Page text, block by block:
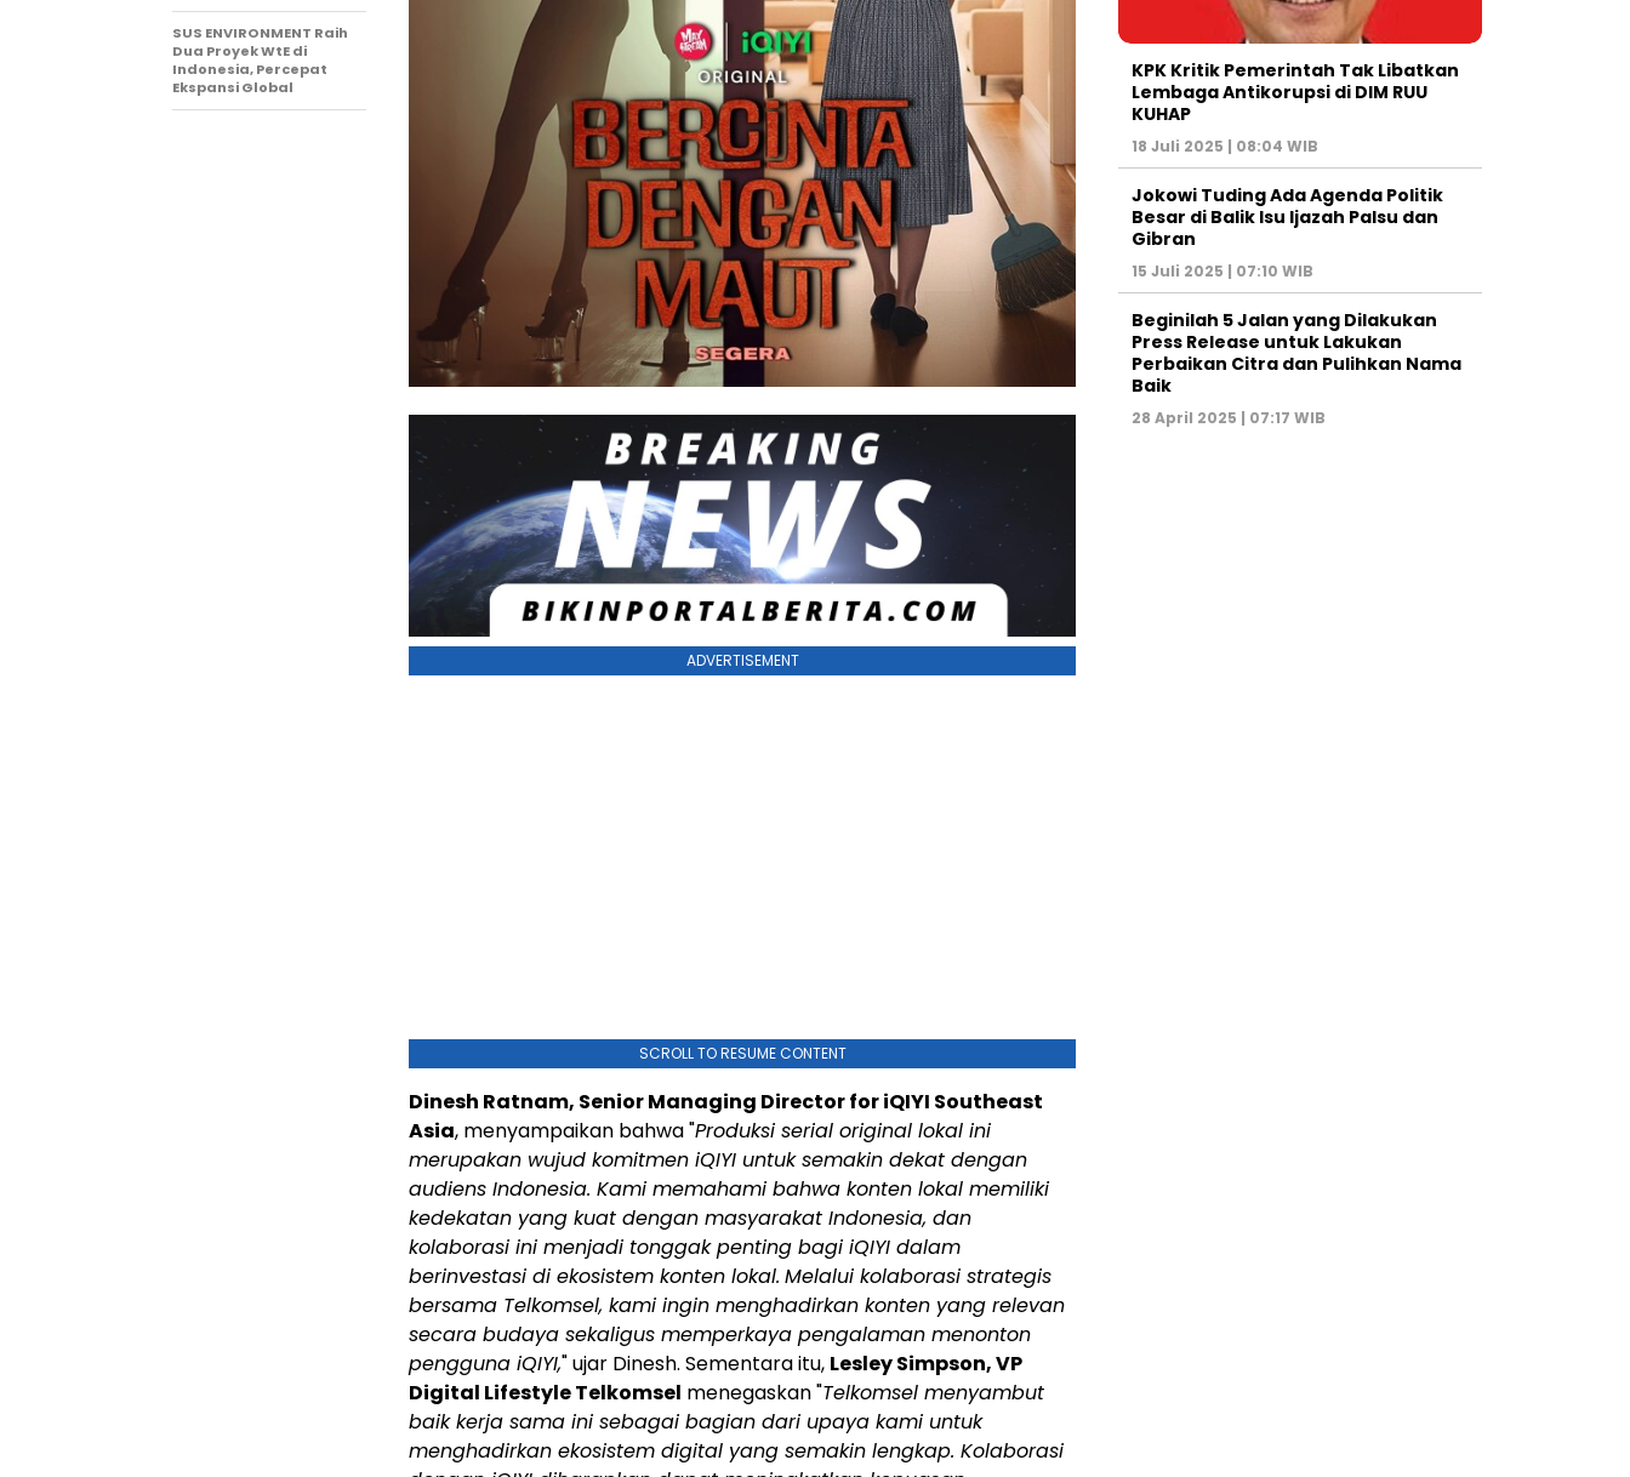
ADVERTISEMENT
SCROLL TO RESUME CONTENT
Dinesh Ratnam, Senior Managing Director for iQIYI Southeast
Asia, menyampaikan bahwa "Produksi serial original lokal ini
merupakan wujud komitmen iQIYI untuk semakin dekat dengan
audiens Indonesia. Kami memahami bahwa konten lokal memiliki
kedekatan yang kuat dengan masyarakat Indonesia, dan
kolaborasi ini menjadi tonggak penting bagi iQIYI dalam
berinvestasi di ekosistem konten lokal. Melalui kolaborasi strategis
bersama Telkomsel, kami ingin menghadirkan konten yang relevan
secara budaya sekaligus memperkaya pengalaman menonton
pengguna iQIYI," ujar Dinesh. Sementara itu, Lesley Simpson, VP
Digital Lifestyle Telkomsel menegaskan "Telkomsel menyambut
baik kerja sama ini sebagai bagian dari upaya kami untuk
menghadirkan ekosistem digital yang semakin lengkap. Kolaborasi
SUS ENVIRONMENT Raih
Dua Proyek WtE di
Indonesia, Percepat
Ekspansi Global
KPK Kritik Pemerintah Tak Libatkan
Lembaga Antikorupsi di DIM RUU
KUHAP
18 Juli 2025 | 08:04 WIB
Jokowi Tuding Ada Agenda Politik
Besar di Balik Isu Ijazah Palsu dan
Gibran
15 Juli 2025 | 07:10 WIB
Beginilah 5 Jalan yang Dilakukan
Press Release untuk Lakukan
Perbaikan Citra dan Pulihkan Nama
Baik
28 April 2025 | 07:17 WIB